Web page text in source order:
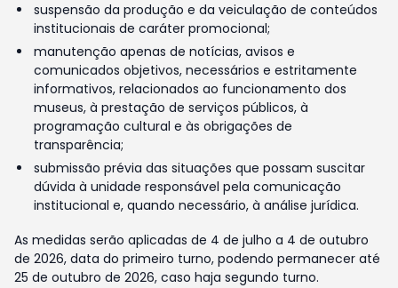
suspensão da produção e da veiculação de conteúdos
institucionais de caráter promocional;
manutenção apenas de notícias, avisos e
comunicados objetivos, necessários e estritamente
informativos, relacionados ao funcionamento dos
museus, à prestação de serviços públicos, à
programação cultural e às obrigações de
transparência;
submissão prévia das situações que possam suscitar
dúvida à unidade responsável pela comunicação
institucional e, quando necessário, à análise jurídica.
As medidas serão aplicadas de 4 de julho a 4 de outubro
de 2026, data do primeiro turno, podendo permanecer até
25 de outubro de 2026, caso haja segundo turno.